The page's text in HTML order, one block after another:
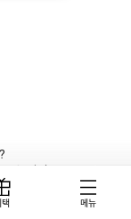
수 있어요.
메뉴